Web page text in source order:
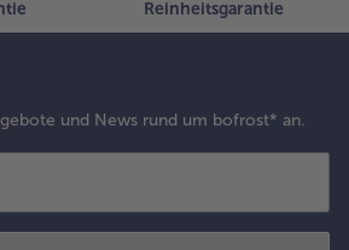
Reinheitsgarantie
und News rund um bofrost* an.